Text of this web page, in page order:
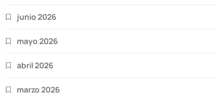
junio 2026
mayo 2026
abril 2026
marzo 2026